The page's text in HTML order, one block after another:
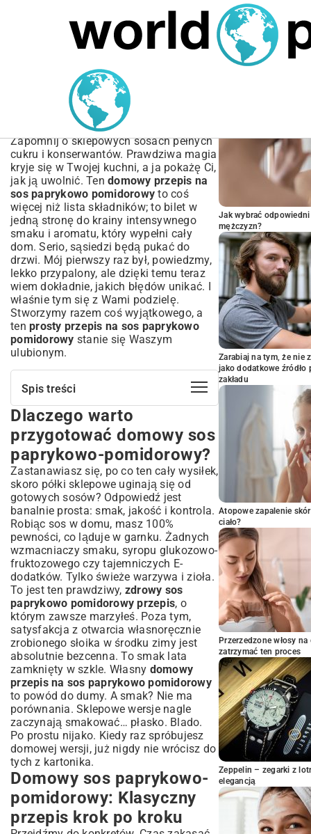
MARIUSZ ŁAMAGA 05.10.2025
Domowy Przepis na Sos
Paprykowo-Pomidorowy |
Prosty i Zdrowy
Zapomnij o sklepowych sosach pełnych
cukru i konserwantów. Prawdziwa magia
kryje się w Twojej kuchni, a ja pokażę Ci,
jak ją uwolnić. Ten domowy przepis na
sos paprykowo pomidorowy to coś
więcej niż lista składników; to bilet w
jedną stronę do krainy intensywnego
smaku i aromatu, który wypełni cały
dom. Serio, sąsiedzi będą pukać do
drzwi. Mój pierwszy raz był, powiedzmy,
lekko przypalony, ale dzięki temu teraz
wiem dokładnie, jakich błędów unikać. I
właśnie tym się z Wami podzielę.
Stworzymy razem coś wyjątkowego, a
ten prosty przepis na sos paprykowo
pomidorowy stanie się Waszym
ulubionym.
Spis treści
Dlaczego warto przygotować domowy
sos paprykowo-pomidorowy?
Domowy sos paprykowo-pomidorowy:
Klasyczny przepis krok po kroku
Składniki: Co będzie potrzebne do
idealnego sosu?
Przygotowanie sosu: Od papryki do
gotowego dzieła
Wskazówki dla początkujących: Jak
uniknąć najczęstszych błędów?
Warianty sosu paprykowo-
pomidorowego: Odkryj nowe smaki
Sos ostry czy łagodny? Jak dopasować
pikantność?
Dodatki i ulepszenia: Zioła, warzywa i inne
sekrety
Wersja wege i wegan: Jak przygotować sos
dla każdego?
Z czym podawać domowy sos
paprykowo-pomidorowy?
Sos idealny do makaronu, ryżu i kaszy
Nietypowe zastosowania: Kanapki,
zapiekanki i więcej
Jak wkomponować sos w codzienne
obiady?
Przechowywanie sosu: Jak zachować
świeżość na dłużej?
Pasteryzacja sosu krok po kroku
Mrożenie sosu: Praktyczne porady
Dlaczego warto
przygotować domowy sos
paprykowo-pomidorowy?
Zastanawiasz się, po co ten cały wysiłek,
skoro półki sklepowe uginają się od
gotowych sosów? Odpowiedź jest
banalnie prosta: smak, jakość i kontrola.
Robiąc sos w domu, masz 100%
pewności, co ląduje w garnku. Żadnych
wzmacniaczy smaku, syropu glukozowo-
fruktozowego czy tajemniczych E-
dodatków. Tylko świeże warzywa i zioła.
To jest ten prawdziwy, zdrowy sos
paprykowo pomidorowy przepis, o
którym zawsze marzyłeś. Poza tym,
satysfakcja z otwarcia własnoręcznie
zrobionego słoika w środku zimy jest
absolutnie bezcenna. To smak lata
zamknięty w szkle. Własny domowy
przepis na sos paprykowo pomidorowy
to powód do dumy. A smak? Nie ma
porównania. Sklepowe wersje nagle
zaczynają smakować… płasko. Blado.
Po prostu nijako. Kiedy raz spróbujesz
domowej wersji, już nigdy nie wrócisz do
tych z kartonika.
Domowy sos paprykowo-
pomidorowy: Klasyczny
przepis krok po kroku
Jak wybrać
mężczyzn?
Zarabiaj na tym, że nie
jako dodatkowe
zakładu
Atopowe zapalenie
ciało?
Przerzedzone włosy
zatrzymać ten proces
Zeppelin – zegarki z
elegancją